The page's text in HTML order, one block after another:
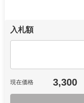
入札額
現在価格 3,300